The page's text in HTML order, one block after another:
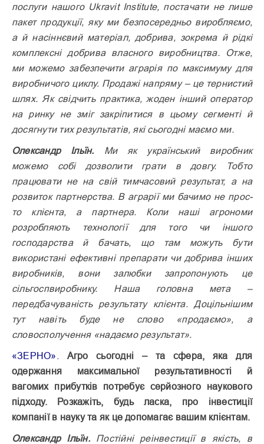
послуги нашого Ukravit Institute, постачати не лише
пакет продукції, яку ми безпосередньо виробляємо,
а й насіннєвий матеріал, добрива, зокрема й рідкі
комплексні добрива власного виробництва. Отже,
ми можемо забезпечити аграрія по максимуму для
виробничого циклу. Продажі напряму – це тернистий
шлях. Як свідчить практика, жоден інший оператор
на ринку не зміг закріпитися в цьому сегменті й
досягнути тих результатів, які сьогодні маємо ми.
Олександр Ільїн. Ми як український виробник
можемо собі дозволити грати в довгу. Тобто
працювати не на свій тимчасовий результат, а на
розвиток партнерства. В аграрії ми бачимо не прос­
то клієнта, а партнера. Коли наші агрономи
розробляють технології для того чи іншого
господарства й бачать, що там можуть бути
використані ефективні препарати чи добрива інших
виробників, вони залюбки запропонують це
сільгоспвиробнику. Наша головна мета –
передбачуваність результату клієнта. Доцільнішим
тут навіть буде не слово «продаємо», а
словосполучення «надаємо результат».
«ЗЕРНО».
Агро сьогодні – та сфера, яка для
одержання максимальної результативності й
вагомих прибутків потребує серйозного наукового
підходу. Розкажіть, будь ласка, про інвестиції
компанії в науку та як це допомагає вашим клієнтам.
Олександр Ільїн.Постійні реінвестиції в якість, в